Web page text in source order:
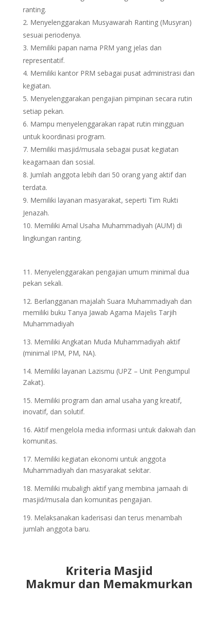
ranting.
Menyelenggarakan Musyawarah Ranting (Musyran)
sesuai periodenya.
Memiliki papan nama PRM yang jelas dan
representatif.
Memiliki kantor PRM sebagai pusat administrasi dan
kegiatan.
Menyelenggarakan pengajian pimpinan secara rutin
setiap pekan.
Mampu menyelenggarakan rapat rutin mingguan
untuk koordinasi program.
Memiliki masjid/musala sebagai pusat kegiatan
keagamaan dan sosial.
Jumlah anggota lebih dari 50 orang yang aktif dan
terdata.
Memiliki layanan masyarakat, seperti Tim Rukti
Jenazah.
Memiliki Amal Usaha Muhammadiyah (AUM) di
lingkungan ranting.
11. Menyelenggarakan pengajian umum minimal dua
pekan sekali.
12. Berlangganan majalah Suara Muhammadiyah dan
memiliki buku Tanya Jawab Agama Majelis Tarjih
Muhammadiyah
13. Memiliki Angkatan Muda Muhammadiyah aktif
(minimal IPM, PM, NA).
14. Memiliki layanan Lazismu (UPZ – Unit Pengumpul
Zakat).
15. Memiliki program dan amal usaha yang kreatif,
inovatif, dan solutif.
16. Aktif mengelola media informasi untuk dakwah dan
komunitas.
17. Memiliki kegiatan ekonomi untuk anggota
Muhammadiyah dan masyarakat sekitar.
18. Memiliki mubaligh aktif yang membina jamaah di
masjid/musala dan komunitas pengajian.
19. Melaksanakan kaderisasi dan terus menambah
jumlah anggota baru.
Kriteria Masjid
Makmur dan Memakmurkan